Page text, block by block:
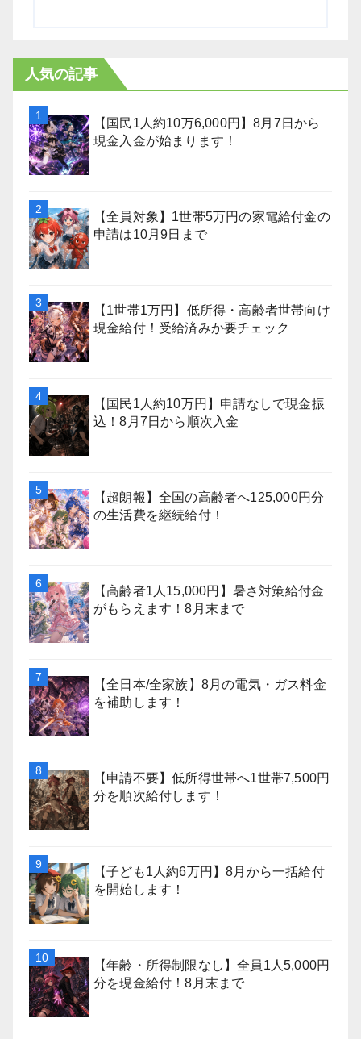
人気の記事
【国民1人約10万6,000円】8月7日から
現金入金が始まります！
【全員対象】1世帯5万円の家電給付金の
申請は10月9日まで
【1世帯1万円】低所得・高齢者世帯向け
現金給付！受給済みか要チェック
【国民1人約10万円】申請なしで現金振
込！8月7日から順次入金
【超朗報】全国の高齢者へ125,000円分
の生活費を継続給付！
【高齢者1人15,000円】暑さ対策給付金
がもらえます！8月末まで
【全日本/全家族】8月の電気・ガス料金
を補助します！
【申請不要】低所得世帯へ1世帯7,500円
分を順次給付します！
【子ども1人約6万円】8月から一括給付
を開始します！
【年齢・所得制限なし】全員1人5,000円
分を現金給付！8月末まで